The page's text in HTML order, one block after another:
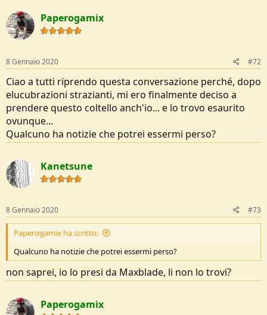
c
t
i
o
s
:
Paperogamix
8 Gennaio 2020 #72
Ciao a tutti riprendo questa conversazione perché, dopo
elucubrazioni strazianti, mi ero finalmente deciso a
prendere questo coltello anch'io... e lo trovo esaurito
ovunque...
Qualcuno ha notizie che potrei essermi perso?
Kanetsune
8 Gennaio 2020 #73
Paperogamix ha scritto:
Qualcuno ha notizie che potrei essermi perso?
non saprei, io lo presi da Maxblade, li non lo trovi?
Paperogamix